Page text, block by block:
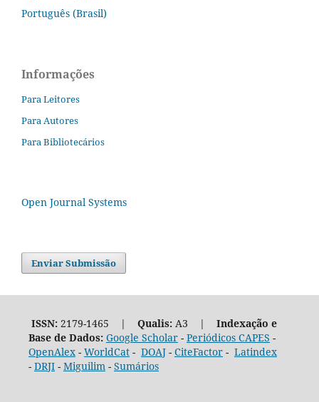
Português (Brasil)
Informações
Para Leitores
Para Autores
Para Bibliotecários
Open Journal Systems
Enviar Submissão
ISSN:2179-1465 | Qualis:A3 | Indexação e
Base de Dados: Google Scholar- Periódicos CAPES -
OpenAlex- WorldCat- DOAJ- CiteFactor- Latindex
- DRJI- Miguilim- Sumários